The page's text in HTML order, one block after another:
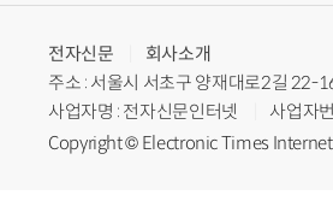
전자신문
회사소개
주소 : 서울시 서초구 양재대로2길 22-
사업자명 : 전자신문인터넷
사업자
Copyright © Electronic Times